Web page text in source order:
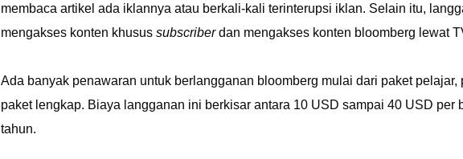
membaca artikel ada iklannya atau berkali-kali terinterupsi iklan. Selain itu,
mengakses konten khusus subscriberdan mengakses konten bloomberg lewat
Ada banyak penawaran untuk berlangganan bloomberg mulai dari paket
paket lengkap. Biaya langganan ini berkisar antara 10 USD sampai 40 USD
tahun.